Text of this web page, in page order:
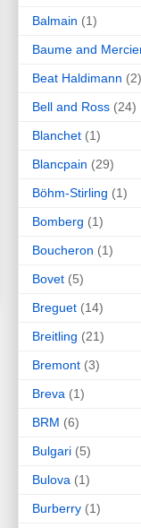
Balmain (1)
Baume and
Beat Haldimann (2)
Bell and Ross (24)
Blanchet (1)
Blancpain (29)
Böhm-Stirling (1)
Bomberg (1)
Boucheron (1)
Bovet (5)
Breguet (14)
Breitling (21)
Bremont (3)
Breva (1)
BRM (6)
Bulgari (5)
Bulova (1)
Burberry (1)